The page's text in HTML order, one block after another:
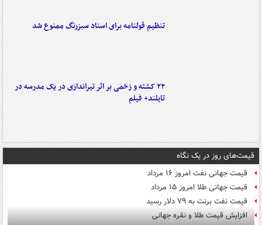
تنظیم قولنامه برای اسناد سبزرنگ ممنوع شد
۲۲ کشته و زخمی بر اثر تیراندازی در یک مدرسه در
تایلند+ فیلم
قیمت‌های روز در یک نگاه
قیمت جهانی نفت امروز ۱۶ مرداد
قیمت جهانی طلا امروز ۱۵ مرداد
قیمت نفت برنت به ۷۹ دلار رسید
افزایش قیمت طلا و نقره جهانی